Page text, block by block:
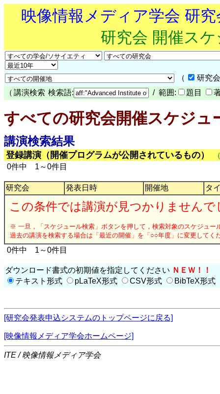
映像情報メディア学会 研
研究会 開催ス
（
研究
（ 講演検索 検索語: / 範囲: 題目
すべての研究会開催スケジュ
講演検索結果
登録講演（開催プログラムが公開されているもの）
0件中 1～0件目
研究会 発表日時 開催地 タ
この条件では講演が見つかりませんで
※ 一旦，「スケジュール検索」ボタンを押して，検索対象のスケジュー
過去の講演を検索する場合は「最近の開催」を「○○年度」に変更してく
0件中 1～0件目
ダウンロード書式の初期値を指定してください ＮＥＷ！！
テキスト形式
pLaTeX形式 CSV形式 BibTeX形式
[研究会発表申込システムのトップページに戻る]
[映像情報メディア学会ホームページ]
ITE / 映像情報メディア学会